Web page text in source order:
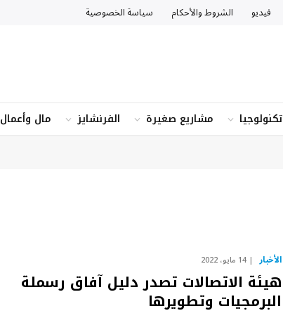
فيديو الشروط والأحكام سياسة الخصوصية
تكنولوجيا مشاريع صغيرة الفرنشايز مال وأعمال
الأخبار 14 مايو، 2022
هيئة الاتصالات تصدر دليل آفاق رسملة
البرمجيات وتطويرها